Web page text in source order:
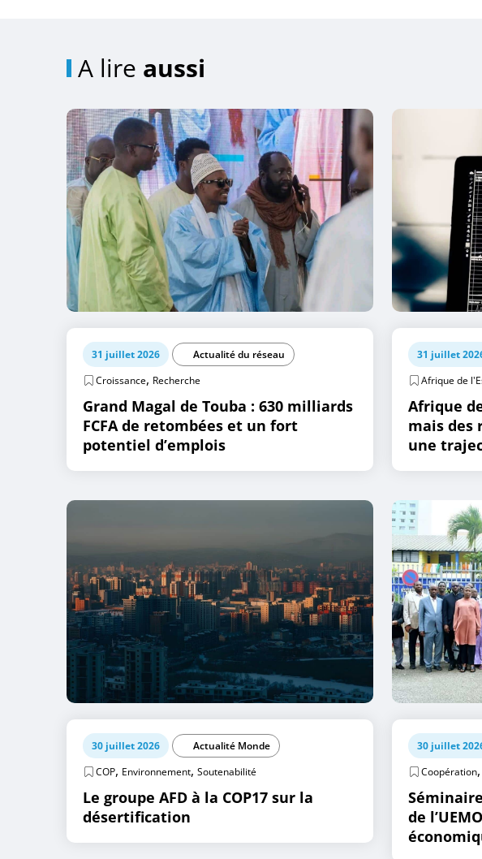
A lire aussi
31 juillet 2026
Actualité du réseau
Croissance, Recherche
Grand Magal de Touba : 630 milliards
FCFA de retombées et un fort
potentiel d’emplois
31 juillet
Afrique de
Afrique
mais des
une
30 juillet 2026
Actualité Monde
COP, Environnement, Soutenabilité
Le groupe AFD à la COP17 sur la
désertification
30 juillet
Coopération,
de